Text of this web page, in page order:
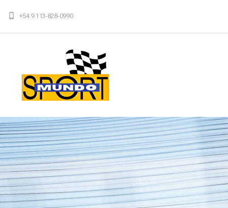
+54 9 113-828-0990